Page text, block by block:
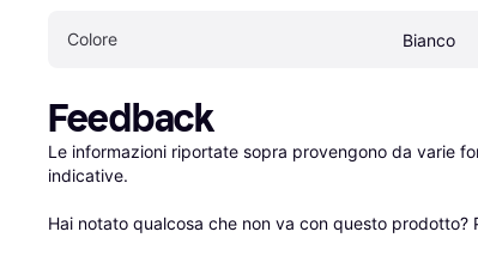
Colore Bianco
Feedback
Le informazioni riportate sopra provengono da varie
indicative.
Hai notato qualcosa che non va con questo prodotto?